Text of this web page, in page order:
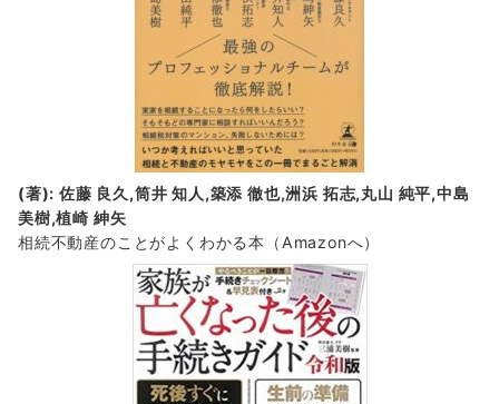
(著): 佐藤 良久,筒井 知人,築添 徹也,洲浜 拓志,丸山 純平,中島
美樹,植崎 紳矢
相続不動産のことがよくわかる本（Amazonへ）